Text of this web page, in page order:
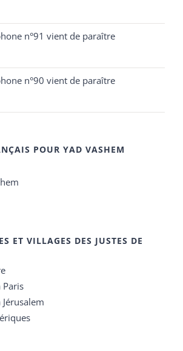
n°91 vient de paraître
n°90 vient de paraître
POUR YAD VASHEM
ET VILLAGES DES JUSTES DE
Paris
Jérusalem